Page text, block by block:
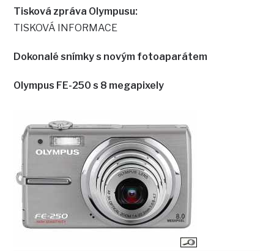
Tisková zpráva Olympusu:
TISKOVÁ INFORMACE
Dokonalé snímky s novým fotoaparátem
Olympus FE-250 s 8 megapixely